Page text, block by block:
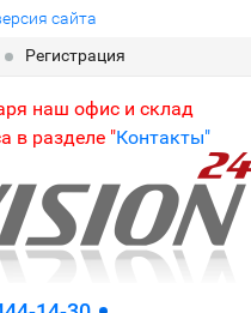
сайта
Регистрация
наш офис и склад
в разделе "Контакты"